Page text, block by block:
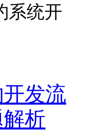
系统开
发流
析